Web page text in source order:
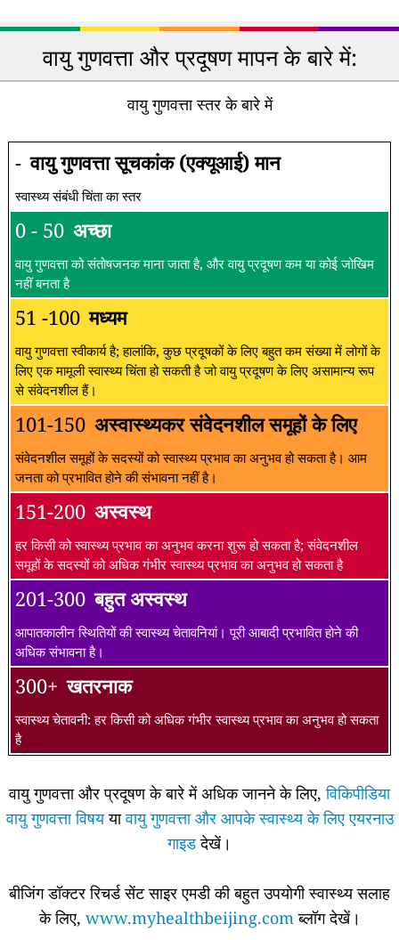
वायु गुणवत्ता और प्रदूषण मापन के बारे में:
वायु गुणवत्ता स्तर के बारे में
- वायु गुणवत्ता सूचकांक (एक्यूआई) मान
स्वास्थ्य संबंधी चिंता का स्तर
0 - 50 अच्छा
वायु गुणवत्ता को संतोषजनक माना जाता है, और वायु प्रदूषण कम या कोई जोखिम
नहीं बनता है
51 -100 मध्यम
वायु गुणवत्ता स्वीकार्य है; हालांकि, कुछ प्रदूषकों के लिए बहुत कम संख्या में लोगों के
लिए एक मामूली स्वास्थ्य चिंता हो सकती है जो वायु प्रदूषण के लिए असामान्य रूप
से संवेदनशील हैं।
101-150 अस्वास्थ्यकर संवेदनशील समूहों के लिए
संवेदनशील समूहों के सदस्यों को स्वास्थ्य प्रभाव का अनुभव हो सकता है। आम
जनता को प्रभावित होने की संभावना नहीं है।
151-200 अस्वस्थ
हर किसी को स्वास्थ्य प्रभाव का अनुभव करना शुरू हो सकता है; संवेदनशील
समूहों के सदस्यों को अधिक गंभीर स्वास्थ्य प्रभाव का अनुभव हो सकता है
201-300 बहुत अस्वस्थ
आपातकालीन स्थितियों की स्वास्थ्य चेतावनियां। पूरी आबादी प्रभावित होने की
अधिक संभावना है।
300+ खतरनाक
स्वास्थ्य चेतावनी: हर किसी को अधिक गंभीर स्वास्थ्य प्रभाव का अनुभव हो सकता
है
वायु गुणवत्ता और प्रदूषण के बारे में अधिक जानने के लिए,विकिपीडिया
वायु गुणवत्ता विषययावायु गुणवत्ता और आपके स्वास्थ्य के लिए एयरनाउ
गाइडदेखें।
बीजिंग डॉक्टर रिचर्ड सेंट साइर एमडी की बहुत उपयोगी स्वास्थ्य सलाह
के लिए, www.myhealthbeijing.comब्लॉग देखें।